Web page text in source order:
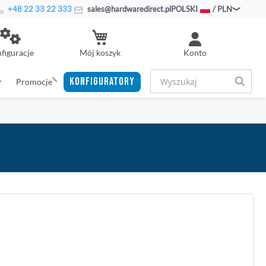
+48 22 33 22 333 sales@hardwaredirect.plPOLSKI / PLN
Konto
Mój koszyk
Promocje KONFIGURATORY